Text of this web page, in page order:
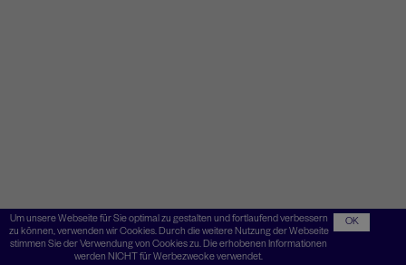
Um unsere Webseite für Sie optimal zu gestalten und fortlaufend verbessern
zu können, verwenden wir Cookies. Durch die weitere Nutzung der Webseite
stimmen Sie der Verwendung von Cookies zu. Die erhobenen Informationen
werden NICHT für Werbezwecke verwendet.
OK